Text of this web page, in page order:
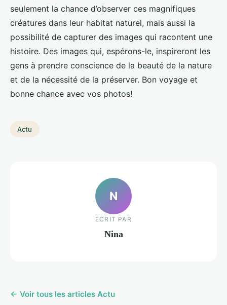
seulement la chance d’observer ces magnifiques
créatures dans leur habitat naturel, mais aussi la
possibilité de capturer des images qui racontent une
histoire. Des images qui, espérons-le, inspireront les
gens à prendre conscience de la beauté de la nature
et de la nécessité de la préserver. Bon voyage et
bonne chance avec vos photos!
Actu
N
ECRIT PAR
Nina
← Voir tous les articles Actu